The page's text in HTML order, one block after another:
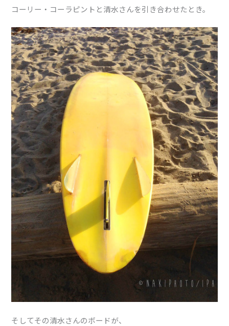
コーリー・コーラピントと清水さんを引き合わせたとき。
そしてその清水さんのボードが、